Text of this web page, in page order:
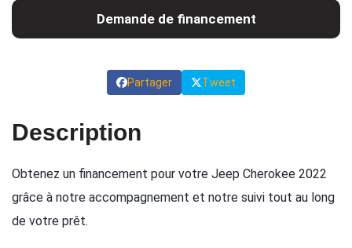
Demande de financement
Partager Tweet
Description
Obtenez un financement pour votre Jeep Cherokee 2022
grâce à notre accompagnement et notre suivi tout au long
de votre prêt.